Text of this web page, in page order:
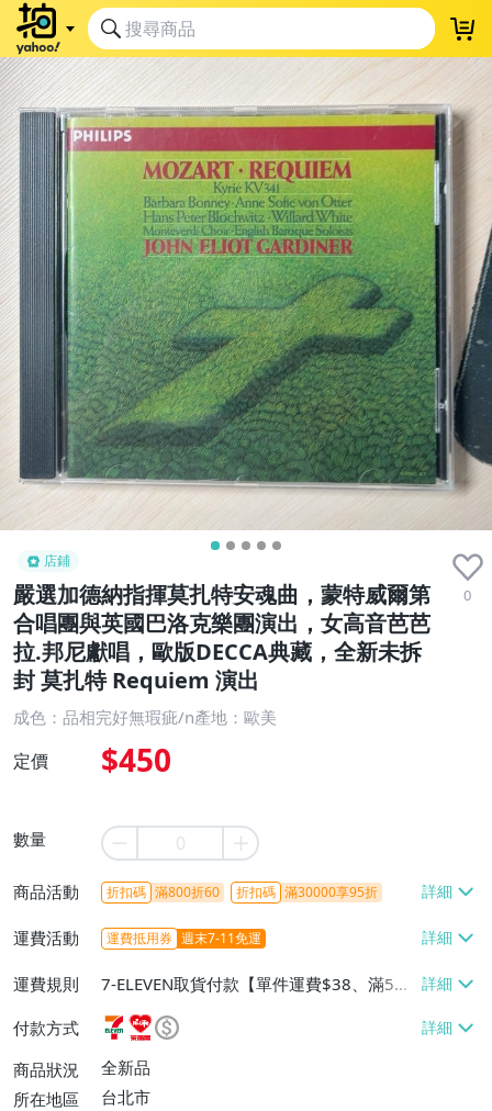
店鋪
嚴選加德納指揮莫扎特安魂曲，蒙特威爾第
合唱團與英國巴洛克樂團演出，女高音芭芭
拉.邦尼獻唱，歐版DECCA典藏，全新未拆
封 莫扎特 Requiem 演出
0
成色：品相完好無瑕疵/n產地：歐美
定價 $450
數量
商品活動 折扣碼 滿800折60 折扣碼 滿30000享95折
運費活動 運費抵用券 週末7-11免運
運費規則
7-ELEVEN取貨付款【單件運費$38、滿5件
或消費滿$1298免運費】、7-ELEVEN取貨
不付款【免運費】、萊爾富取貨付款【單件
運費$60、滿5件或消費滿$1298免運
費】、宅配/貨運【單件運費$120、滿5件
付款方式
商品狀況
全新品
所在地區
台北市